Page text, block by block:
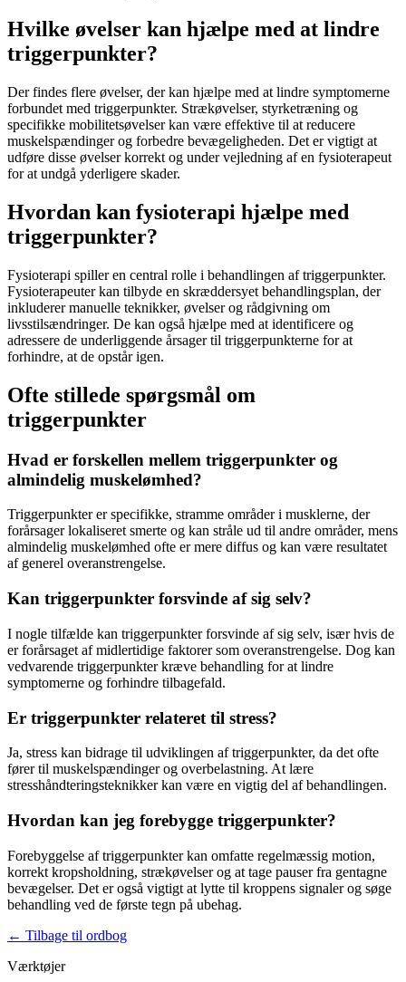
Hvilke øvelser kan hjælpe med at lindre
triggerpunkter?
Der findes flere øvelser, der kan hjælpe med at lindre symptomerne
forbundet med triggerpunkter. Strækøvelser, styrketræning og
specifikke mobilitetsøvelser kan være effektive til at reducere
muskelspændingerog forbedre bevægeligheden. Det er vigtigt at
udføre disse øvelser korrekt og under vejledning af en fysioterapeut
for at undgå yderligere skader.
Hvordan kan fysioterapi hjælpe med
triggerpunkter?
Fysioterapi spiller en central rolle i behandlingen aftriggerpunkter.
Fysioterapeuter kan tilbyde en skræddersyet behandlingsplan, der
inkluderer manuelle teknikker, øvelser og rådgivning om
livsstilsændringer. De kan også hjælpe med at identificere og
adressere de underliggende årsager til triggerpunkterne for at
forhindre, at de opstår igen.
Ofte stillede spørgsmål om
triggerpunkter
Hvad er forskellen mellem triggerpunkter og
almindelig muskelømhed?
Triggerpunkterer specifikke, stramme områder i musklerne, der
forårsager lokaliseret smerte og kan stråle ud til andre områder, mens
almindelig muskelømhed ofte er mere diffus og kan være resultatet
af generel overanstrengelse.
Kan triggerpunkter forsvinde af sig selv?
I nogle tilfælde kan triggerpunkterforsvinde af sig selv, især hvis de
er forårsaget af midlertidige faktorer som overanstrengelse. Dog kan
vedvarende triggerpunkterkræve behandling for at lindre
symptomerne og forhindre tilbagefald.
Er triggerpunkter relateret til stress?
Ja, stress kan bidrage til udviklingen aftriggerpunkter, da det ofte
fører til muskelspændingerog overbelastning. At lære
stresshåndteringsteknikker kan være en vigtig del af behandlingen.
Hvordan kan jeg forebygge triggerpunkter?
Forebyggelse aftriggerpunkterkan omfatte regelmæssig motion,
korrekt kropsholdning, strækøvelser og at tage pauser fra gentagne
bevægelser. Det er også vigtigt at lytte til kroppens signaler og søge
behandling ved de første tegn på ubehag.
← Tilbage til ordbog
Værktøjer